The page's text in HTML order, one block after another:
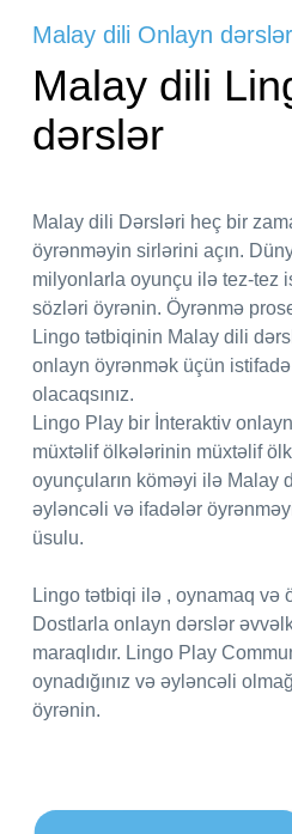
Malay dili Onlayn dərslər
Malay dili
dərslər
Malay dili Dərsləri heç bir
öyrənməyin sirlərini açın.
milyonlarla oyunçu ilə tez-tez
sözləri öyrənin. Öyrənmə
Lingo tətbiqinin Malay dili
onlayn öyrənmək üçün
olacaqsınız.
Lingo Play bir İnteraktiv
müxtəlif ölkələrinin müxtəlif
oyunçuların köməyi ilə Malay
əyləncəli və ifadələr
üsulu.
Lingo tətbiqi ilə , oynamaq və
Dostlarla onlayn dərslər
maraqlıdır. Lingo Play
oynadığınız və əyləncəli
öyrənin.